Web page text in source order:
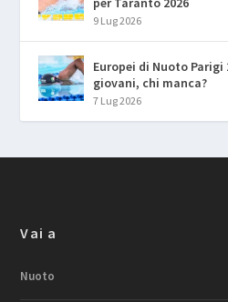
9 Lug 2026
Europei di Nuoto
giovani, chi manca?
7 Lug 2026
Vai a
Nuoto